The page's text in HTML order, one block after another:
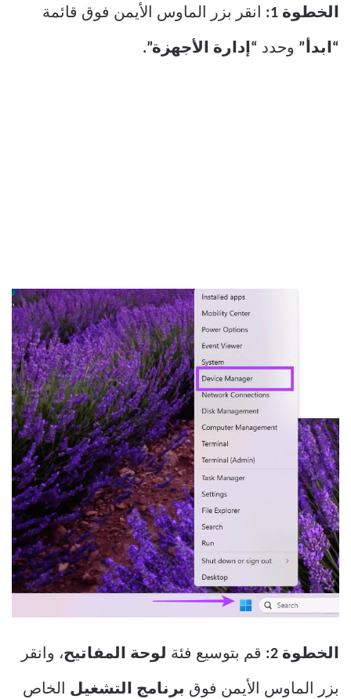
الخطوة 1: انقر بزر الماوس الأيمن فوق قائمة
“ابدأ” وحدد “إدارة الأجهزة”.
الخطوة 2: قم بتوسيع فئة لوحة المفاتيح، وانقر
بزر الماوس الأيمن فوق برنامج التشغيل الخاص